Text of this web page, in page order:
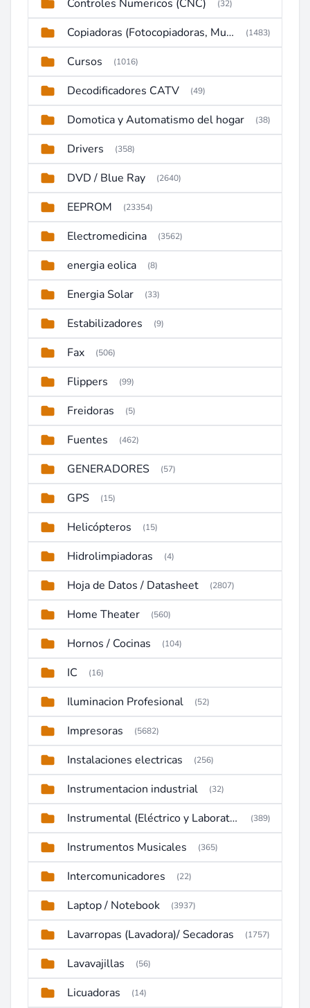
Controles Numericos (CNC) (32)
Copiadoras (Fotocopiadoras, Multifunctions, Ploter, etc) (1483)
Cursos (1016)
Decodificadores CATV (49)
Domotica y Automatismo del hogar (38)
Drivers (358)
DVD / Blue Ray (2640)
EEPROM (23354)
Electromedicina (3562)
energia eolica (8)
Energia Solar (33)
Estabilizadores (9)
Fax (506)
Flippers (99)
Freidoras (5)
Fuentes (462)
GENERADORES (57)
GPS (15)
Helicópteros (15)
Hidrolimpiadoras (4)
Hoja de Datos / Datasheet (2807)
Home Theater (560)
Hornos / Cocinas (104)
IC (16)
Iluminacion Profesional (52)
Impresoras (5682)
Instalaciones electricas (256)
Instrumentacion industrial (32)
Instrumental (Eléctrico y Laboratorio) (389)
Instrumentos Musicales (365)
Intercomunicadores (22)
Laptop / Notebook (3937)
Lavarropas (Lavadora)/ Secadoras (1757)
Lavavajillas (56)
Licuadoras (14)